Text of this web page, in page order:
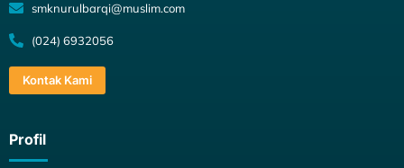
smknurulbarqi@muslim.com
(024) 6932056
Kontak Kami
Profil